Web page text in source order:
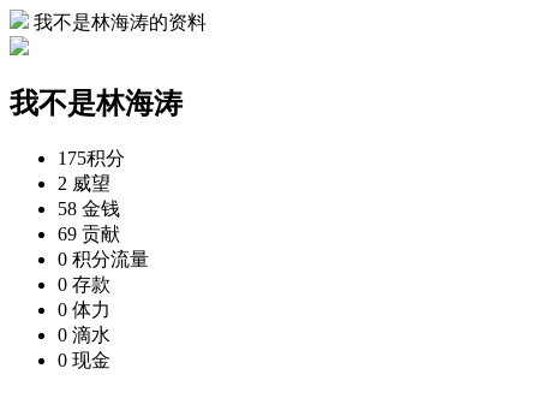
我不是林海涛的资料
我不是林海涛
175积分
2 威望
58 金钱
69 贡献
0 积分流量
0 存款
0 体力
0 滴水
0 现金